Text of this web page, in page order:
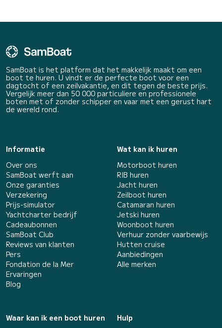
SamBoat is het platform dat het makkelijk maakt om een
boot te huren. U vindt er de perfecte boot voor een
dagtocht of een zeilvakantie, en dit tegen de beste prijs.
Vergelijk meer dan 50 000 particuliere en professionele
boten met of zonder schipper en vaar met een gerust hart
de wereld rond.
Informatie
Over ons
SamBoat werft aan
Onze garanties
Verzekering
Prijs-simulator
Yachtcharter bedrijf
Cadeaubonnen
SamBoat Club
Reviews van klanten
Pers
Fondation de la Mer
Ervaringen
Blog
Wat kan ik huren
Motorboot huren
RIB huren
Jacht huren
Zeilboot huren
Catamaran huren
Jetski huren
Woonboot huren
Verhuur zonder vaarbewijs
Hutten cruise
Aanbiedingen
Alle merken
Waar kan ik een boot huren
Hulp